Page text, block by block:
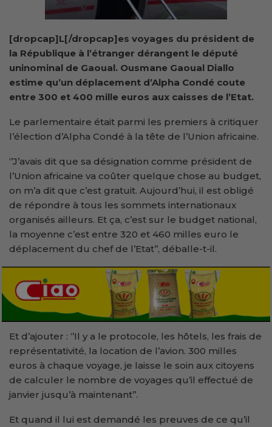
[dropcap]L[/dropcap]es voyages du président de
la République à l’étranger dérangent le député
uninominal de Gaoual. Ousmane Gaoual Diallo
estime qu’un déplacement d’Alpha Condé coute
entre 300 et 400 mille euros aux caisses de l’Etat.
Le parlementaire était parmi les premiers à critiquer
l’élection d’Alpha Condé à la tête de l’Union africaine.
‘’J’avais dit que sa désignation comme président de
l’Union africaine va coûter quelque chose au budget,
on m’a dit que c’est gratuit. Aujourd’hui, il est obligé
de répondre à tous les sommets internationaux
organisés ailleurs. Et ça, c’est sur le budget national,
la moyenne c’est entre 320 et 460 milles euro le
déplacement du chef de l’Etat’’, déballe-t-il.
Et d’ajouter : ‘’Il y a le protocole, les hôtels, les frais de
représentativité, la location de l’avion. 300 milles
euros à chaque voyage, je laisse le soin aux citoyens
de calculer le nombre de voyages qu’il effectué de
janvier jusqu’à maintenant’’.
Et quand il lui est demandé les preuves de ce qu’il